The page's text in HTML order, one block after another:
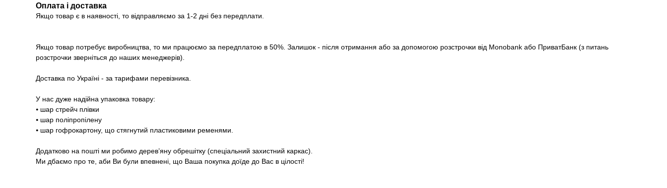
Оплата і доставка
Якщо товар є в наявності, то відправляємо за 1-2 дні без передплати.
Якщо товар потребує виробництва, то ми працюємо за передплатою в 50%. Залишок - після отримання або за допомогою розстрочки від Monobank або ПриватБанк (з питань
розстрочки зверніться до наших менеджерів).
Доставка по Україні - за тарифами перевізника.
У нас дуже надійна упаковка товару:
⦁ шар стрейч плівки
⦁ шар поліпропілену
⦁ шар гофрокартону, що стягнутий пластиковими ременями.
Додатково на пошті ми робимо дерев’яну обрешітку (спеціальний захистний каркас).
Ми дбаємо про те, аби Ви були впевнені, що Ваша покупка доїде до Вас в цілості!